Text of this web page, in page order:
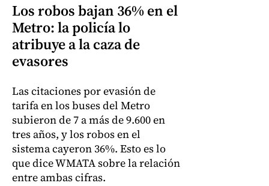
Los robos bajan 36% en el
Metro: la policía lo
atribuye a la caza de
evasores
Las citaciones por evasión de
tarifa en los buses del Metro
subieron de 7 a más de 9.600 en
tres años, y los robos en el
sistema cayeron 36%. Esto es lo
que dice WMATA sobre la relación
entre ambas cifras.